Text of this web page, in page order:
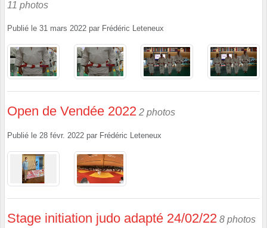
11 photos
Publié le 31 mars 2022 par Frédéric Leteneux
Open de Vendée 2022 2 photos
Publié le 28 févr. 2022 par Frédéric Leteneux
Stage initiation judo adapté 24/02/22 8 photos